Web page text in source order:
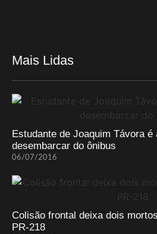
Mais Lidas
Estudante de Joaquim Távora é
desembarcar do ônibus
06/07/2016
Colisão frontal deixa dois
PR-218